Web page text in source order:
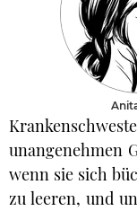
unangenehmen
wenn sie sich
zu leeren, und